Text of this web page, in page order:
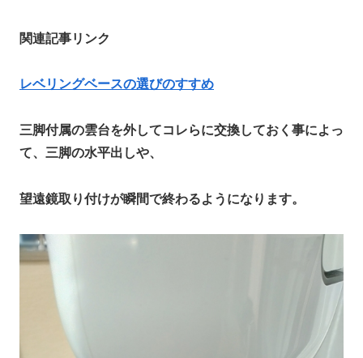
関連記事リンク
レベリングベースの選びのすすめ
三脚付属の雲台を外してコレらに交換しておく事によっ
て、三脚の水平出しや、
望遠鏡取り付けが瞬間で終わるようになります。